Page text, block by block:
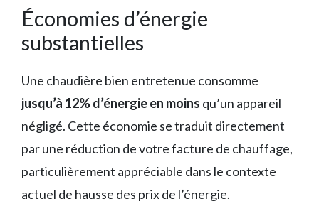
Économies d’énergie
substantielles
Une chaudière bien entretenue consomme
jusqu’à 12% d’énergie en moins qu’un appareil
négligé. Cette économie se traduit directement
par une réduction de votre facture de chauffage,
particulièrement appréciable dans le contexte
actuel de hausse des prix de l’énergie.